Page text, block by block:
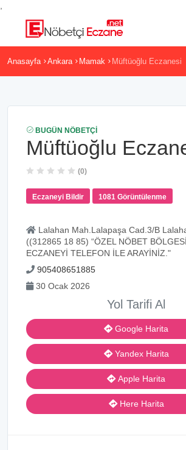
Anasayfa Ankara Mamak Müftüoğlu Eczanesi
BUGÜN NÖBETÇI
Müftüoğlu
(0)
Eczaneyi Bildir 1081 Görüntülenme
Lalahan Mah.Lalapaşa Cad.3/B
((312865 18 85) “ÖZEL NÖBET
ECZANEYİ TELEFON İLE ARAYİNİZ."
905408651885
30 Ocak 2026
Yol Tarifi Al
Google Harita
Yandex Harita
Apple Harita
Here Harita